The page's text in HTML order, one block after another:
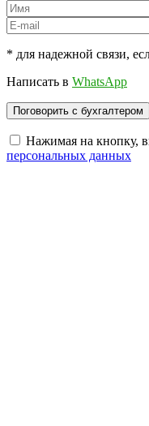
* для надежной связи,
Написать в WhatsApp
Нажимая на кнопку,
персональных данных